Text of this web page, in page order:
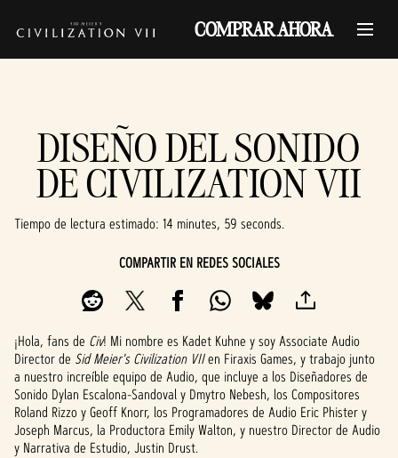
COMPRAR AHORA
DISEÑO DEL SONIDO
DE CIVILIZATION VII
Tiempo de lectura estimado 14 minutes, 59 seconds
COMPARTIR EN REDES SOCIALES
¡Hola, fans de Civ! Mi nombre es Kadet Kuhne y soy Associate Audio
Director de Sid Meier's Civilization VIIen Firaxis Games, y trabajo junto
a nuestro increíble equipo de Audio, que incluye a los Diseñadores de
Sonido Dylan Escalona-Sandoval y Dmytro Nebesh, los Compositores
Roland Rizzo y Geoff Knorr, los Programadores de Audio Eric Phister y
Joseph Marcus, la Productora Emily Walton, y nuestro Director de Audio
y Narrativa de Estudio, Justin Drust.